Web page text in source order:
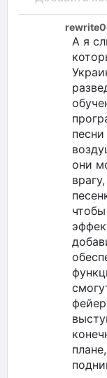
А я
они